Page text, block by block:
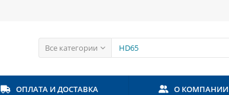
Все категории
ОПЛАТА И ДОСТАВКА О КОМПАНИИ